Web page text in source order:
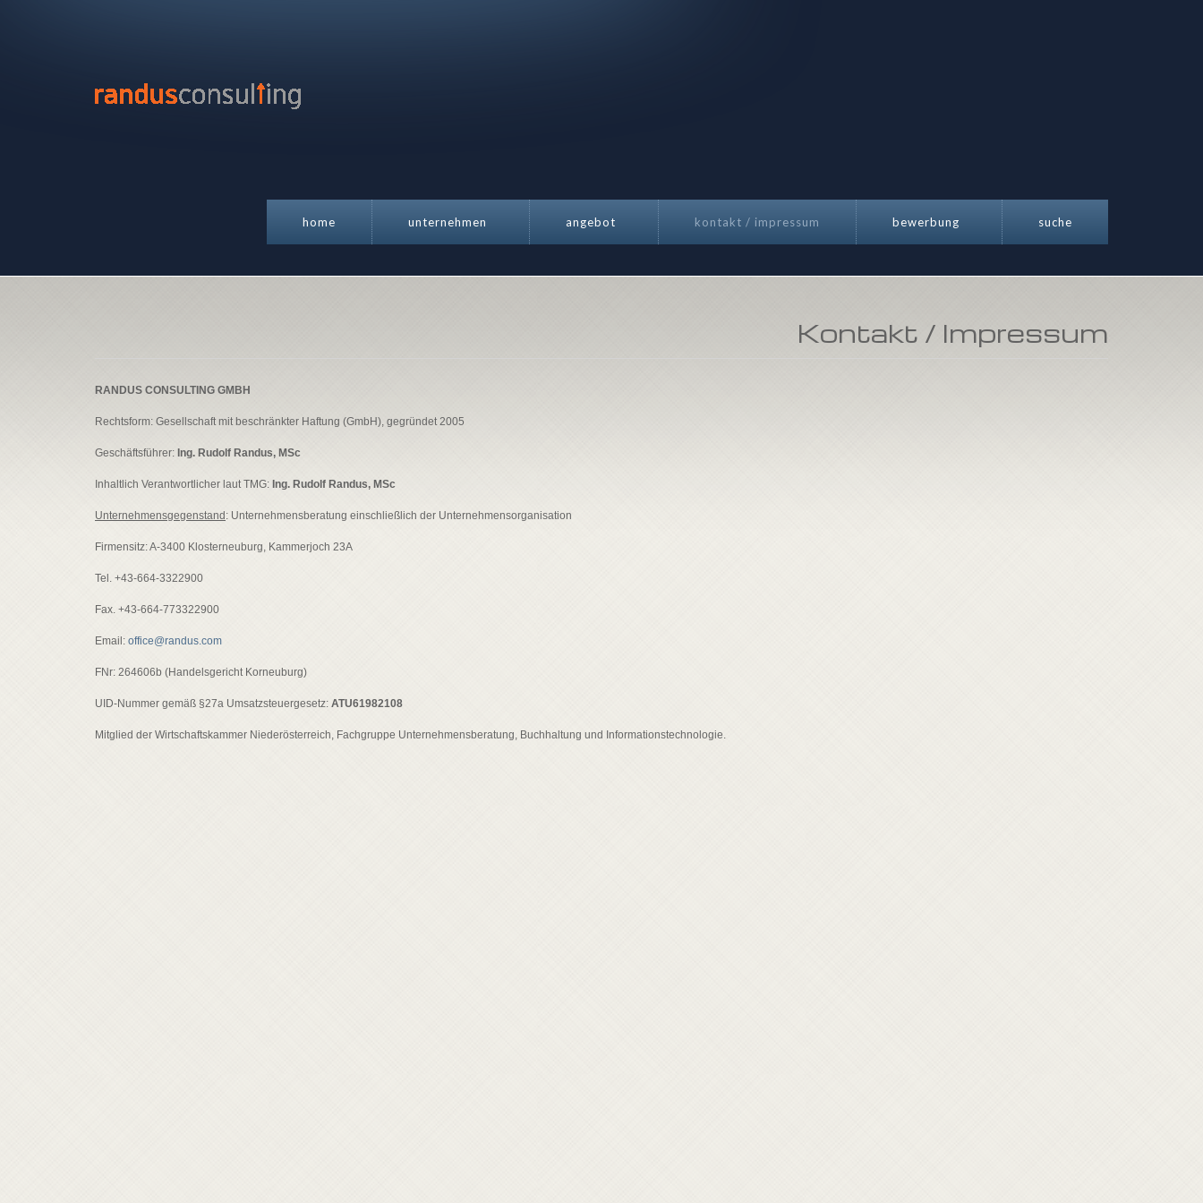
home unternehmen angebot kontakt / impressum bewerbung suche
Kontakt / Impressum
RANDUS CONSULTING GMBH
Rechtsform: Gesellschaft mit beschränkter Haftung (GmbH), gegründet 2005
Geschäftsführer: Ing. Rudolf Randus, MSc
Inhaltlich Verantwortlicher laut TMG: Ing. Rudolf Randus, MSc
Unternehmensgegenstand : Unternehmensberatung einschließlich der Unternehmensorganisation
Firmensitz: A-3400 Klosterneuburg, Kammerjoch 23A
Tel. +43-664-3322900
Fax. +43-664-773322900
Email: office@randus.com
FNr: 264606b (Handelsgericht Korneuburg)
UID-Nummer gemäß §27a Umsatzsteuergesetz: ATU61982108
Mitglied der Wirtschaftskammer Niederösterreich, Fachgruppe Unternehmensberatung, Buchhaltung und Informationstechnologie.